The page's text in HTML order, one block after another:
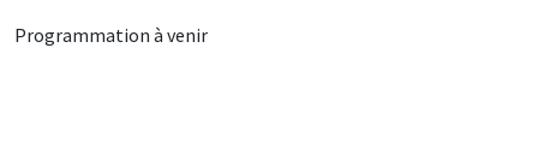
Programmation à venir